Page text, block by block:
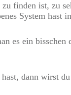
finden ist, zu
System hast
es ein
dann wirst